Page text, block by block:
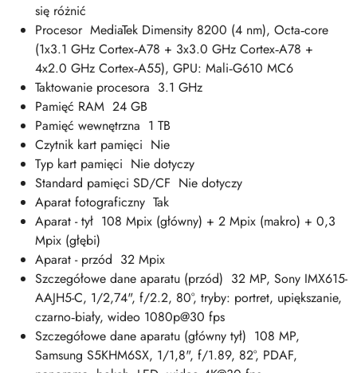
się różnić
Procesor MediaTek Dimensity 8200 (4 nm), Octa‑core
(1x3.1 GHz Cortex‑A78 + 3x3.0 GHz Cortex‑A78 +
4x2.0 GHz Cortex‑A55), GPU: Mali‑G610 MC6
Taktowanie procesora 3.1 GHz
Pamięć RAM 24 GB
Pamięć wewnętrzna 1 TB
Czytnik kart pamięci Nie
Typ kart pamięci Nie dotyczy
Standard pamięci SD/CF Nie dotyczy
Aparat fotograficzny Tak
Aparat - tył 108 Mpix (główny) + 2 Mpix (makro) + 0,3
Mpix (głębi)
Aparat - przód 32 Mpix
Szczegółowe dane aparatu (przód) 32 MP, Sony IMX615-
AAJH5-C, 1/2,74", f/2.2, 80°, tryby: portret, upiększanie,
czarno‑biały, wideo 1080p@30 fps
Szczegółowe dane aparatu (główny tył) 108 MP,
Samsung S5KHM6SX, 1/1,8", f/1.89, 82°, PDAF,